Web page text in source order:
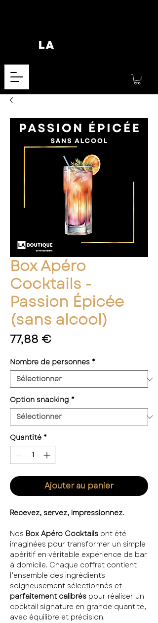
Box Apéro
Cocktails -
Passion Épicée
(sans alcool)
77,88 €Prix
Nombre de personnes *
Option snacking *
Quantité *
Ajouter au panier
Recevez, servez, impressionnez.
Nos Box Apéro Cocktails ont été
imaginées pour transformer un simple
apéritif en véritable expérience de bar
à domicile. Chaque coffret contient
l’ensemble des ingrédients
soigneusement sélectionnés et
parfaitement calibrés pour réaliser un
cocktail signature en grande quantité,
avec équilibre et précision.